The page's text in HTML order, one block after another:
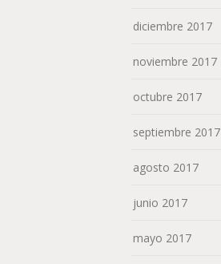
diciembre 2017
noviembre 2017
octubre 2017
septiembre 2017
agosto 2017
junio 2017
mayo 2017